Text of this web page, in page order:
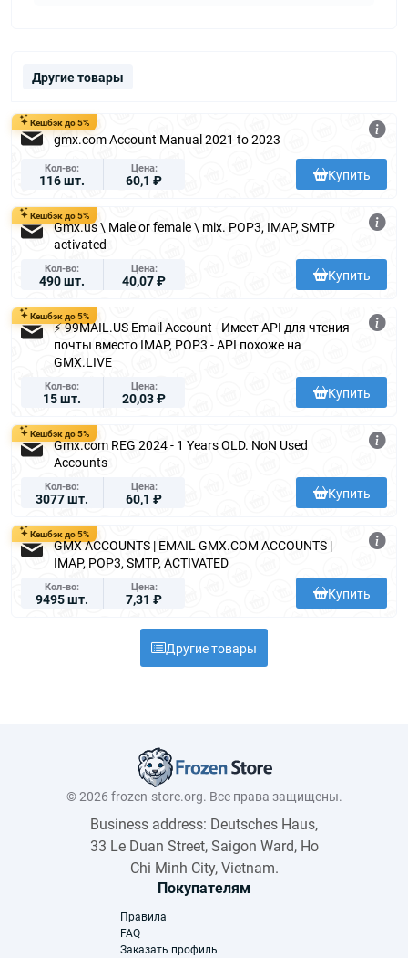
Другие товары
Кешбэк до 5%
gmx.com Account Manual 2021 to 2023
Кол-во
116 шт.
Цена
60,1 ₽ Купить
Кешбэк до 5%
Gmx.us \ Male or female \ mix. POP3, IMAP, SMTP
activated
Кол-во
490 шт.
Цена
40,07 ₽ Купить
Кешбэк до 5%
⚡ 99MAIL.US Email Account - Имеет API для чтения
почты вместо IMAP, POP3 - API похоже на
GMX.LIVE
Кол-во
15 шт.
Цена
20,03 ₽ Купить
Кешбэк до 5%
Gmx.com REG 2024 - 1 Years OLD. NoN Used
Accounts
Кол-во
3077 шт.
Цена
60,1 ₽ Купить
Кешбэк до 5%
GMX ACCOUNTS | EMAIL GMX.COM ACCOUNTS |
IMAP, POP3, SMTP, ACTIVATED
Кол-во
9495 шт.
Цена
7,31 ₽ Купить
Другие товары
© 2026 frozen-store.org. Все права защищены.
Business address: Deutsches Haus,
33 Le Duan Street, Saigon Ward, Ho
Chi Minh City, Vietnam.
Покупателям
Правила
FAQ
Заказать профиль